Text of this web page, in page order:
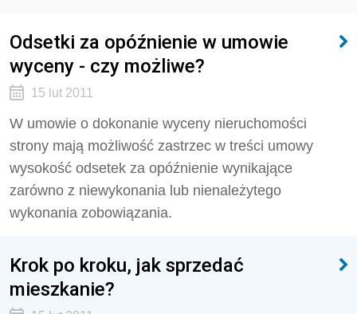
Odsetki za opóźnienie w umowie
wyceny - czy możliwe?
15 lut 2011
W umowie o dokonanie wyceny nieruchomości
strony mają możliwość zastrzec w treści umowy
wysokość odsetek za opóźnienie wynikające
zarówno z niewykonania lub nienależytego
wykonania zobowiązania.
Krok po kroku, jak sprzedać
mieszkanie?